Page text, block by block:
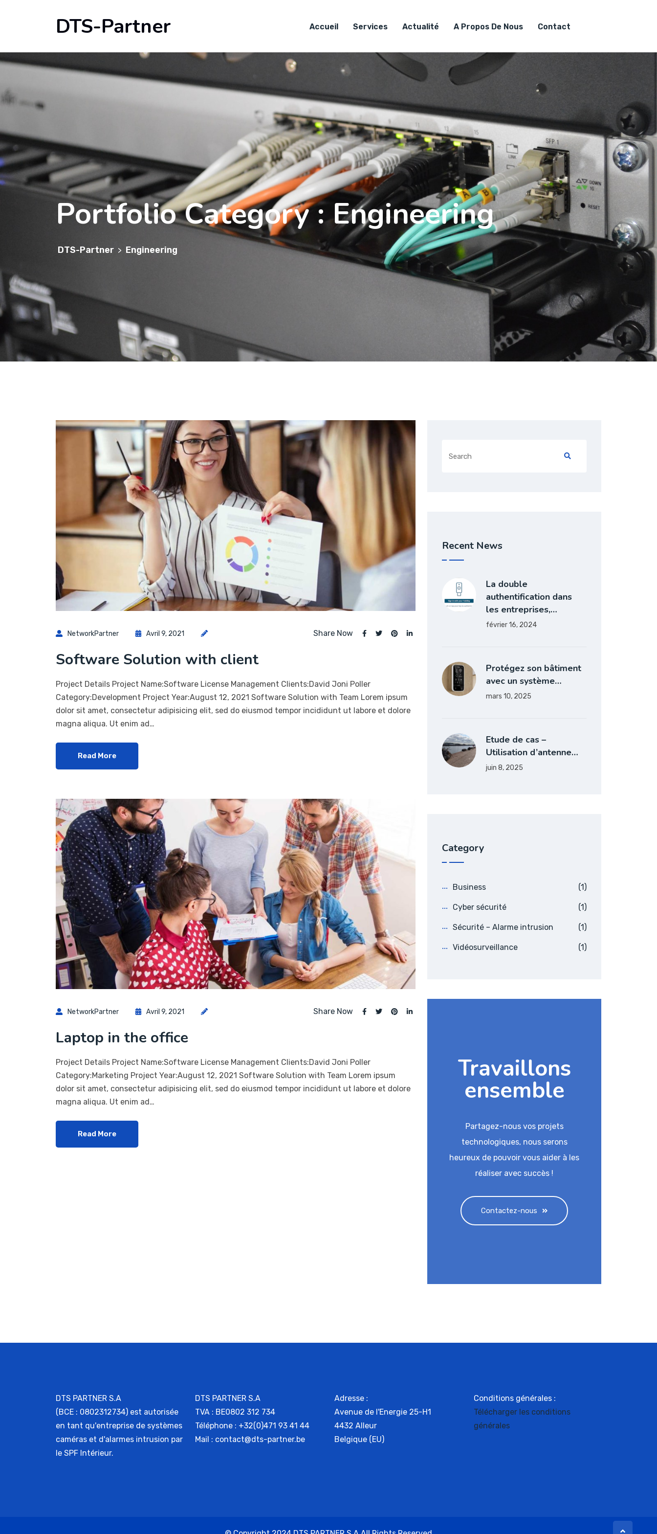
DTS-Partner Accueil Services Actualité A Propos De Nous Contact
Portfolio Category :Engineering
DTS-Partner > Engineering
NetworkPartner Avril 9, 2021 Share Now
Software Solution with client
Project Details Project Name:Software License Management Clients:David Joni Poller
Category:Development Project Year:August 12, 2021 Software Solution with Team Lorem ipsum
dolor sit amet, consectetur adipisicing elit, sed do eiusmod tempor incididunt ut labore et dolore
magna aliqua. Ut enim ad…
Read More
NetworkPartner Avril 9, 2021 Share Now
Laptop in the office
Project Details Project Name:Software License Management Clients:David Joni Poller
Category:Marketing Project Year:August 12, 2021 Software Solution with Team Lorem ipsum
dolor sit amet, consectetur adipisicing elit, sed do eiusmod tempor incididunt ut labore et dolore
magna aliqua. Ut enim ad…
Read More
Recent News
La double
authentification dans
les entreprises,…
février 16, 2024
Protégez son bâtiment
avec un système…
mars 10, 2025
Etude de cas –
Utilisation d’antenne…
juin 8, 2025
Category
Business (1)
Cyber sécurité (1)
Sécurité – Alarme intrusion (1)
Vidéosurveillance (1)
Travaillons
ensemble
Partagez-nous vos projets
technologiques, nous serons
heureux de pouvoir vous aider à les
réaliser avec succès !
Contactez-nous
DTS PARTNER S.A
(BCE : 0802312734) est autorisée
en tant qu'entreprise de systèmes
caméras et d'alarmes intrusion par
le SPF Intérieur.
DTS PARTNER S.A
TVA : BE0802 312 734
Téléphone : +32(0)471 93 41 44
Mail : contact@dts-partner.be
Adresse :
Avenue de l'Energie 25-H1
4432 Alleur
Belgique (EU)
Conditions générales :
Télécharger les conditions
générales